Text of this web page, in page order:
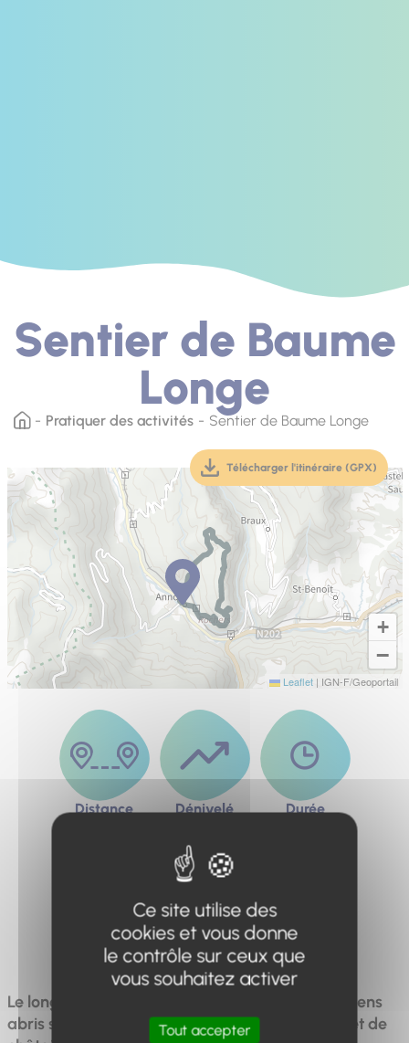
Sentier de Baume
Longe
Pratiquer des activités Sentier de Baume Longe
+
−
Leaflet | IGN-F/Geoportail
Télécharger l'itinéraire (GPX)
(téléchargement,
Distance Dénivelé Durée
Difficulté
Difficile
Le long du sentier, vous découvrirez de très anciens
abris sous roche au cœur d'une magnifique forêt de
Ce site utilise des
cookies et vous donne
le contrôle sur ceux que
vous souhaitez activer
Tout accepter